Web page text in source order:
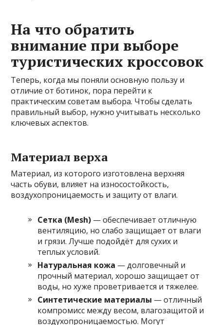
На что обратить
внимание при выборе
туристических кроссовок
Теперь, когда мы поняли основную пользу и
отличие от ботинок, пора перейти к
практическим советам выбора. Чтобы сделать
правильный выбор, нужно учитывать несколько
ключевых аспектов.
Материал верха
Материал, из которого изготовлена верхняя
часть обуви, влияет на износостойкость,
воздухопроницаемость и защиту от влаги.
Сетка (Mesh) — обеспечивает отличную
вентиляцию, но слабо защищает от влаги
и грязи. Лучше подойдёт для сухих и
теплых условий.
Натуральная кожа — долговечный и
прочный материал, хорошо защищает от
воды, но хуже проветривается и тяжелее.
Синтетические материалы — отличный
компромисс между весом, влагозащитой и
воздухопроницаемостью. Могут